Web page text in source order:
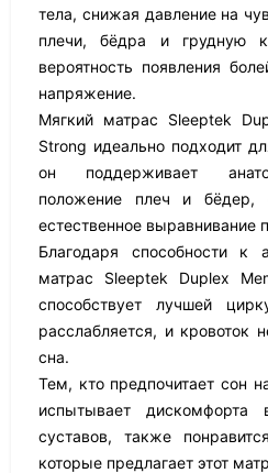
тела, снижая давление на
плечи, бёдра и грудную
вероятность появления
напряжение.
Мягкий матрас Sleeptek
Strong идеально подходит
он поддерживает
положение плеч и бёдер,
естественное выравнивание
Благодаря способности к
матрас Sleeptek Duplex
способствует лучшей
расслабляется, и кровоток
сна.
Тем, кто предпочитает сон
испытывает
суставов, также
которые предлагает этот